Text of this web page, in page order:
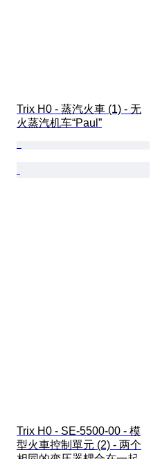
Trix H0 - 蒸汽火車 (1) - 无
火蒸汽机车“Paul”
Trix H0 - SE-5500-00 - 模
型火車控制單元 (2) - 两个